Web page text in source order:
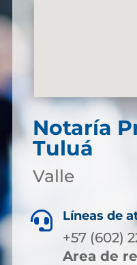
Notaría
Tuluá
Valle
 Líneas de
+57 (602)
Area de